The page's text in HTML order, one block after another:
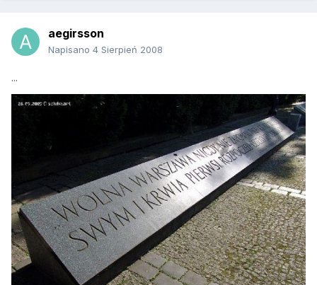
aegirsson
Napisano 4 Sierpień 2008
...